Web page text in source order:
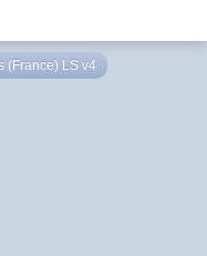
(France) LS v4